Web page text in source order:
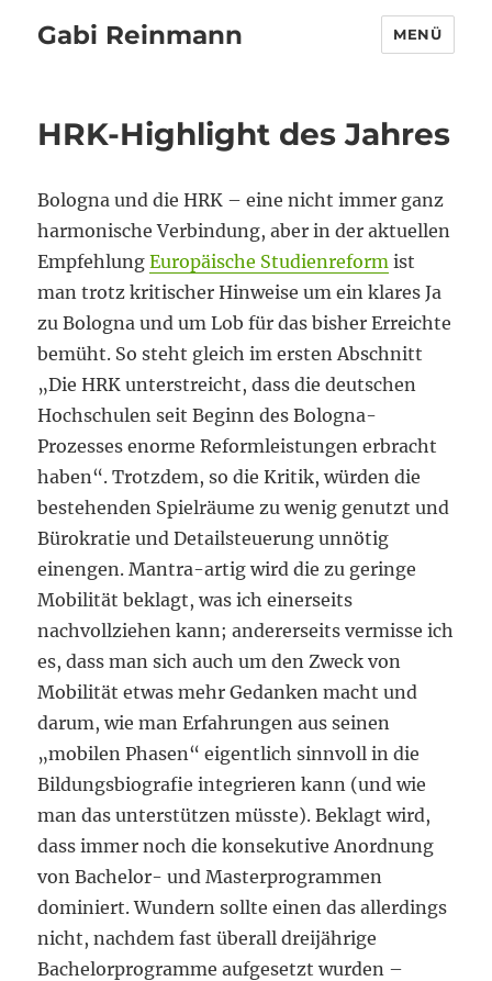
Gabi Reinmann MENÜ
HRK-Highlight des Jahres
Bologna und die HRK – eine nicht immer ganz
harmonische Verbindung, aber in der aktuellen
EmpfehlungEuropäische Studienreform ist
man trotz kritischer Hinweise um ein klares Ja
zu Bologna und um Lob für das bisher Erreichte
bemüht. So steht gleich im ersten Abschnitt
„Die HRK unterstreicht, dass die deutschen
Hochschulen seit Beginn des Bologna-
Prozesses enorme Reformleistungen erbracht
haben“. Trotzdem, so die Kritik, würden die
bestehenden Spielräume zu wenig genutzt und
Bürokratie und Detailsteuerung unnötig
einengen. Mantra-artig wird die zu geringe
Mobilität beklagt, was ich einerseits
nachvollziehen kann; andererseits vermisse ich
es, dass man sich auch um den Zweck von
Mobilität etwas mehr Gedanken macht und
darum, wie man Erfahrungen aus seinen
„mobilen Phasen“ eigentlich sinnvoll in die
Bildungsbiografie integrieren kann (und wie
man das unterstützen müsste). Beklagt wird,
dass immer noch die konsekutive Anordnung
von Bachelor- und Masterprogrammen
dominiert. Wundern sollte einen das allerdings
nicht, nachdem fast überall dreijährige
Bachelorprogramme aufgesetzt wurden –